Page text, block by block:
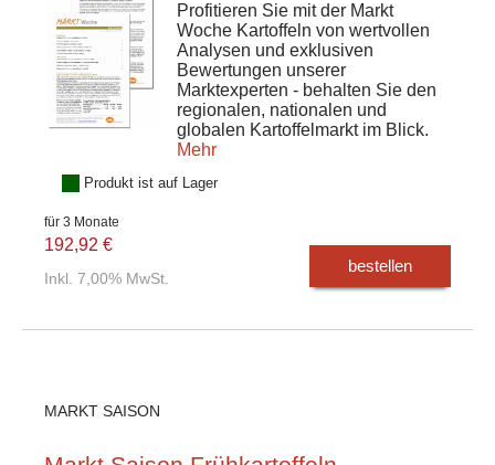
Profitieren Sie mit der Markt
Woche Kartoffeln von wertvollen
Analysen und exklusiven
Bewertungen unserer
Marktexperten - behalten Sie den
regionalen, nationalen und
globalen Kartoffelmarkt im Blick.
Mehr
Produkt ist auf Lager
für 3 Monate
192,92 €
Inkl. 7,00% MwSt.
bestellen
MARKT SAISON